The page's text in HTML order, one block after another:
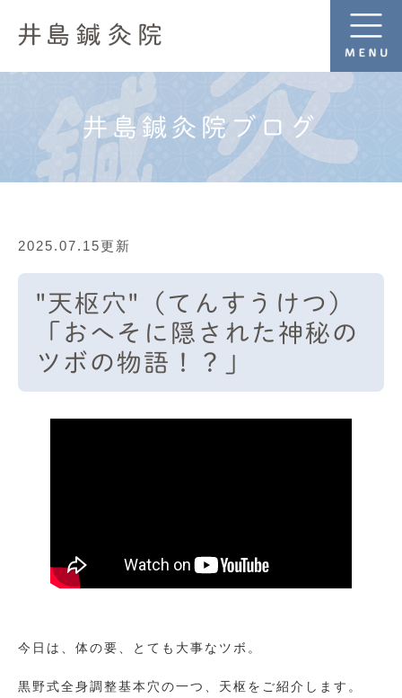
井島鍼灸院ブログ
2025.07.15更新
"天枢穴"（てんすうけつ）
「おへそに隠された神秘の
ツボの物語！？」
今日は、体の要、とても大事なツボ。
黒野式全身調整基本穴の一つ、天枢をご紹介します。